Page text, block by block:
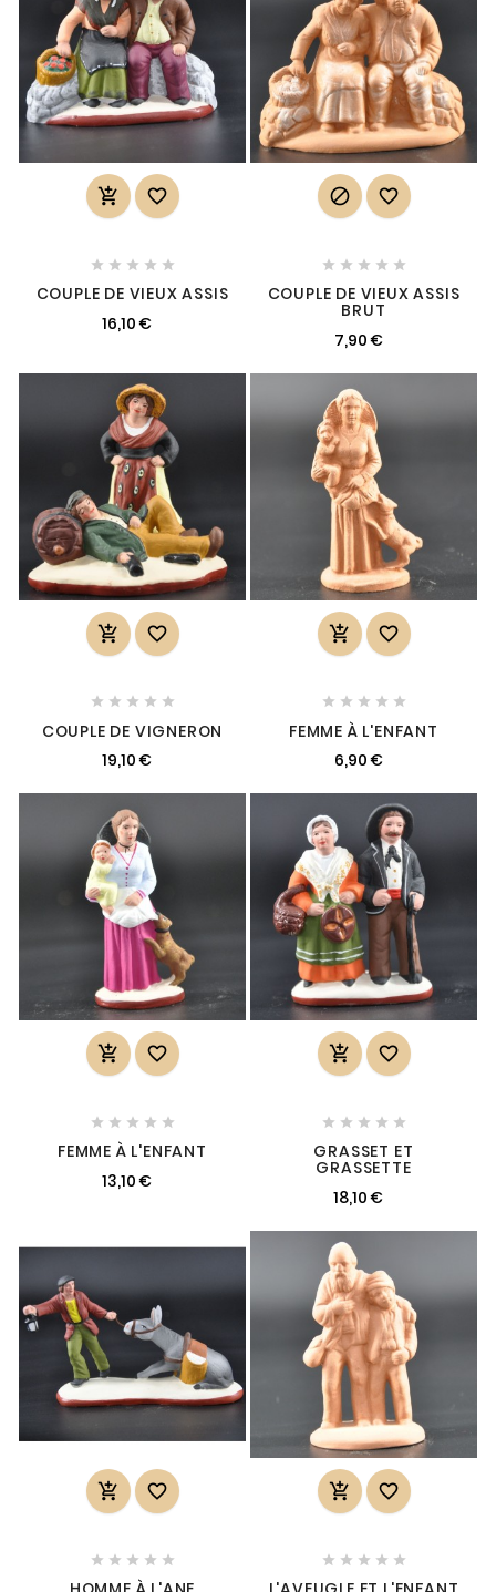
 
    
COUPLE DE VIEUX ASSIS
16,10 €
 
    
COUPLE DE VIEUX ASSIS
BRUT
7,90 €
 
    
COUPLE DE VIGNERON
19,10 €
 
    
FEMME À L'ENFANT
6,90 €
 
    
FEMME À L'ENFANT
13,10 €
 
    
GRASSET ET
GRASSETTE
18,10 €
 
    
 
    